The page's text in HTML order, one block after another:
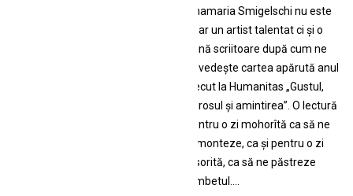
Anamaria Smigelschi nu este
doar un artist talentat ci şi o
bună scriitoare după cum ne
dovedeşte cartea apărută anul
trecut la Humanitas „Gustul,
mirosul şi amintirea”. O lectură
pentru o zi mohorîtă ca să ne
remonteze, ca şi pentru o zi
însorită, ca să ne păstreze
zîmbetul....